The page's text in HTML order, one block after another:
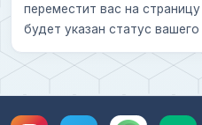
переместит вас на
будет указан статус